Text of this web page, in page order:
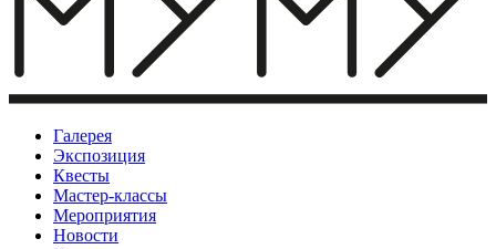
Галерея
Экспозиция
Квесты
Мастер-классы
Мероприятия
Новости